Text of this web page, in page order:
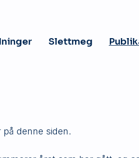
Slettmeg
denne siden.